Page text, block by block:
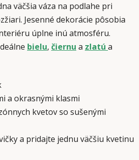
väčšia váza na podlahe pri
Jesenné dekorácie pôsobia
úplne inú atmosféru.
bielu, čiernu a zlatú a
a okrasnými klasmi
kvetov so sušenými
a pridajte jednu väčšiu kvetinu